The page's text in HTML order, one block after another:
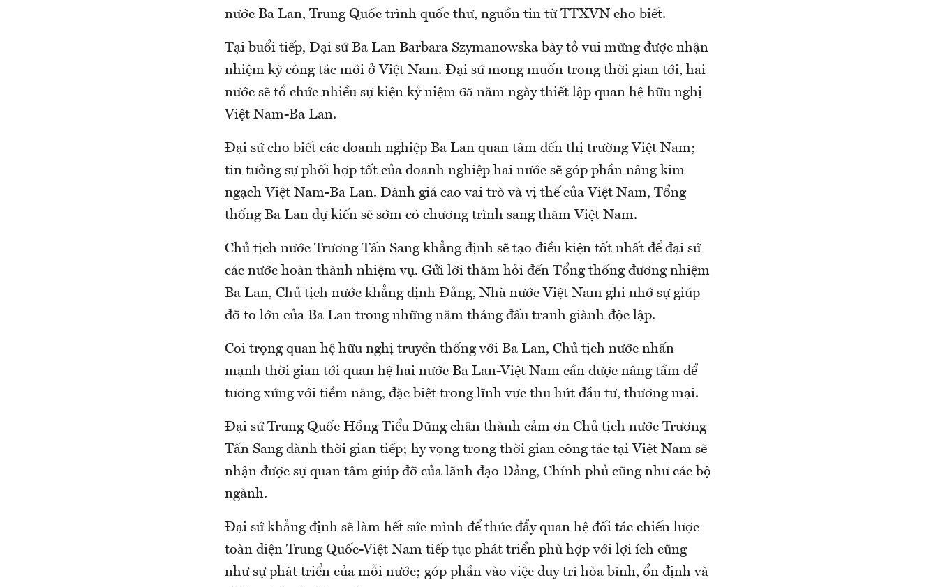
nước Ba Lan, Trung Quốc trình quốc thư, nguồn tin từ TTXVN cho biết.
Tại buổi tiếp, Đại sứ Ba Lan Barbara Szymanowska bày tỏ vui mừng được nhận
nhiệm kỳ công tác mới ở Việt Nam. Đại sứ mong muốn trong thời gian tới, hai
nước sẽ tổ chức nhiều sự kiện kỷ niệm 65 năm ngày thiết lập quan hệ hữu nghị
Việt Nam-Ba Lan.
Đại sứ cho biết các doanh nghiệp Ba Lan quan tâm đến thị trường Việt Nam;
tin tưởng sự phối hợp tốt của doanh nghiệp hai nước sẽ góp phần nâng kim
ngạch Việt Nam-Ba Lan. Đánh giá cao vai trò và vị thế của Việt Nam, Tổng
thống Ba Lan dự kiến sẽ sớm có chương trình sang thăm Việt Nam.
Chủ tịch nước Trương Tấn Sang khẳng định sẽ tạo điều kiện tốt nhất để đại sứ
các nước hoàn thành nhiệm vụ. Gửi lời thăm hỏi đến Tổng thống đương nhiệm
Ba Lan, Chủ tịch nước khẳng định Đảng, Nhà nước Việt Nam ghi nhớ sự giúp
đỡ to lớn của Ba Lan trong những năm tháng đấu tranh giành độc lập.
Coi trọng quan hệ hữu nghị truyền thống với Ba Lan, Chủ tịch nước nhấn
mạnh thời gian tới quan hệ hai nước Ba Lan-Việt Nam cần được nâng tầm để
tương xứng với tiềm năng, đặc biệt trong lĩnh vực thu hút đầu tư, thương mại.
Đại sứ Trung Quốc Hồng Tiểu Dũng chân thành cảm ơn Chủ tịch nước Trương
Tấn Sang dành thời gian tiếp; hy vọng trong thời gian công tác tại Việt Nam sẽ
nhận được sự quan tâm giúp đỡ của lãnh đạo Đảng, Chính phủ cũng như các bộ
ngành.
Đại sứ khẳng định sẽ làm hết sức mình để thúc đẩy quan hệ đối tác chiến lược
toàn diện Trung Quốc-Việt Nam tiếp tục phát triển phù hợp với lợi ích cũng
như sự phát triển của mỗi nước; góp phần vào việc duy trì hòa bình, ổn định và